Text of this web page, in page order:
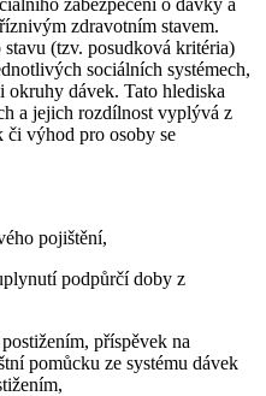
zdravotním stavem.
(tzv. posudková kritéria)
sociálních systémech,
dávek. Tato hlediska
a jejich rozdílnost vyplývá z
výhod pro osoby se
pojištění,
podpůrčí doby z
příspěvek na
pomůcku ze systému dávek